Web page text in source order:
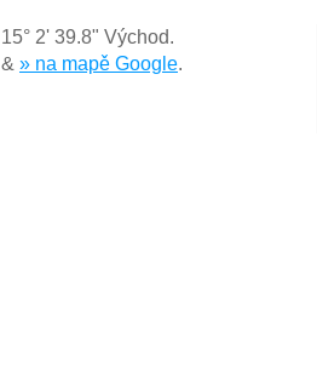
15° 2' 39.8" Východ.
& » na mapě Google.